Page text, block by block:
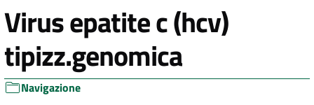
Virus epatite c (hcv)
tipizz.genomica
Navigazione